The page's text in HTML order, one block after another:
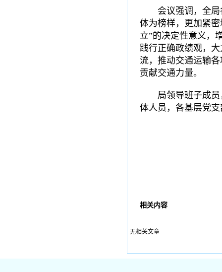
会议强调，全
体为榜样，更加紧
立”的决定性意义，
践行正确政绩观，
流，推动交通运输
贡献交通力量。
局领导班子成
体人员，各基层党
相关内容
无相关文章